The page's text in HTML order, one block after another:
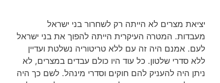
יציאת מצרים לא הייתה רק לשחרור בני ישראל
מעבדות. המטרה העיקרית הייתה להפוך את בני ישראל
לעם. אמנם היה זה עם ללא טריטוריה נשלטת ועדיין
ללא סדרי שלטון. כל עוד היו כולם עבדים במצרים, לא
ניתן היה להעניק להם חוקים וסדרי מינהל. לשם כך היה